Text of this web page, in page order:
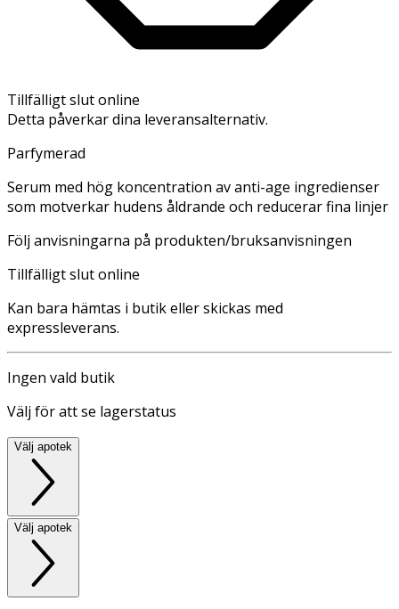
Tillfälligt slut online
Detta påverkar dina leveransalternativ.
Parfymerad
Serum med hög koncentration av anti-age ingredienser
som motverkar hudens åldrande och reducerar fina linjer
Följ anvisningarna på produkten/bruksanvisningen
Tillfälligt slut online
Kan bara hämtas i butik eller skickas med
expressleverans.
Ingen vald butik
Välj för att se lagerstatus
Välj apotek
Välj apotek